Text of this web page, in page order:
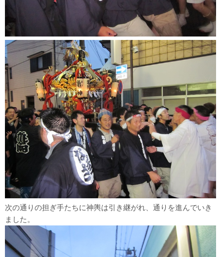
次の通りの担ぎ手たちに神輿は引き継がれ、通りを進んでいき
ました。